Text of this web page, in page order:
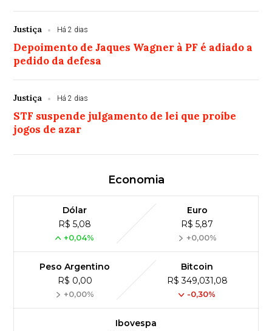
Justiça Há 2 dias
Depoimento de Jaques Wagner à PF é adiado a
pedido da defesa
Justiça Há 2 dias
STF suspende julgamento de lei que proíbe
jogos de azar
Economia
Dólar
R$ 5,08
+0,04%
Euro
R$ 5,87
+0,00%
Peso Argentino
R$ 0,00
+0,00%
Bitcoin
R$ 349,031,08
-0,30%
Ibovespa